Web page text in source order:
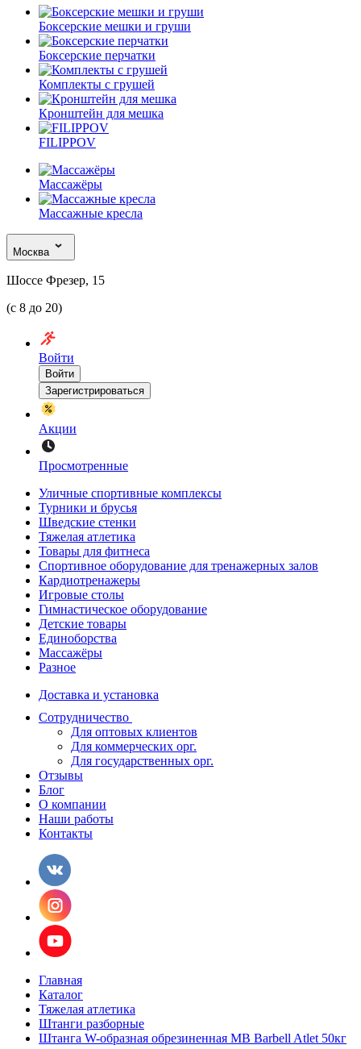
Боксерские мешки и груши
Боксерские перчатки
Комплекты с грушей
Кронштейн для мешка
FILIPPOV
Массажёры
Массажные кресла
Москва
Шоссе Фрезер, 15
(с 8 до 20)
Войти
Войти
Зарегистрироваться
Акции
Просмотренные
Уличные спортивные комплексы
Турники и брусья
Шведские стенки
Тяжелая атлетика
Товары для фитнеса
Спортивное оборудование для тренажерных залов
Кардиотренажеры
Игровые столы
Гимнастическое оборудование
Детские товары
Единоборства
Массажёры
Разное
Доставка и установка
Сотрудничество
Для оптовых клиентов
Для коммерческих орг.
Для государственных орг.
Отзывы
Блог
О компании
Наши работы
Контакты
Главная
Каталог
Тяжелая атлетика
Штанги разборные
Штанга W-образная обрезиненная MB Barbell Atlet 50кг